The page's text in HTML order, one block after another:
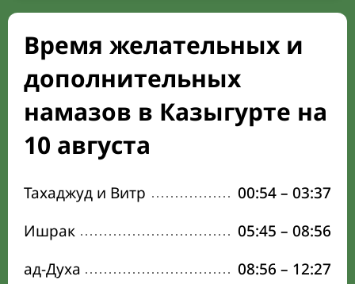
Время желательных и
дополнительных
намазов в Казыгурте на
10 августа
Тахаджуд и Витр 00:54– 03:37
Ишрак
05:45 – 08:56
ад-Духа
08:56 – 12:27